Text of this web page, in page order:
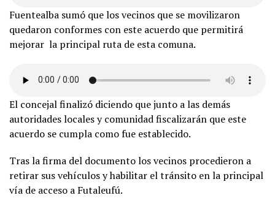
Fuentealba sumó que los vecinos que se movilizaron
quedaron conformes con este acuerdo que permitirá
mejorar la principal ruta de esta comuna.
El concejal finalizó diciendo que junto a las demás
autoridades locales y comunidad fiscalizarán que este
acuerdo se cumpla como fue establecido.
Tras la firma del documento los vecinos procedieron a
retirar sus vehículos y habilitar el tránsito en la principal
vía de acceso a Futaleufú.